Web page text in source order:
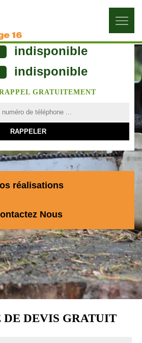
indisponible
indisponible
GRATUITEMENT
réalisations
Nous
DE DEVIS GRATUIT